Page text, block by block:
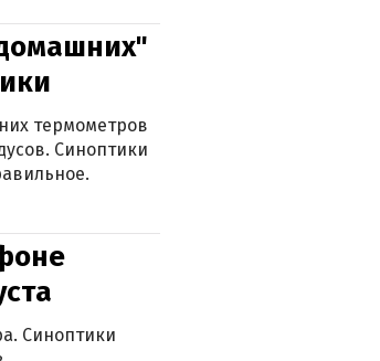
термометров
Синоптики
Синоптики